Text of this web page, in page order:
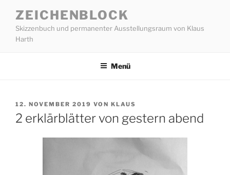
Inhalt
springen
ZEICHENBLOCK
Skizzenbuch und permanenter Ausstellungsraum von Klaus
Harth
Menü
VERÖFFENTLICHT
AM
12. NOVEMBER 2019 VON KLAUS
2 erklärblätter von gestern abend